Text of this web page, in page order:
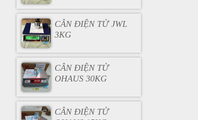
CÂN ĐIỆN TỬ JWL
3KG
CÂN ĐIỆN TỬ
OHAUS 30KG
CÂN ĐIỆN TỬ